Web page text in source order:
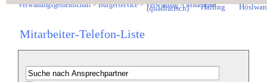
Verwaltungsgemeinschaft>Bürgerservice>Verwaltung>Mitarbeiter
Mitarbeiter-Telefon-Liste